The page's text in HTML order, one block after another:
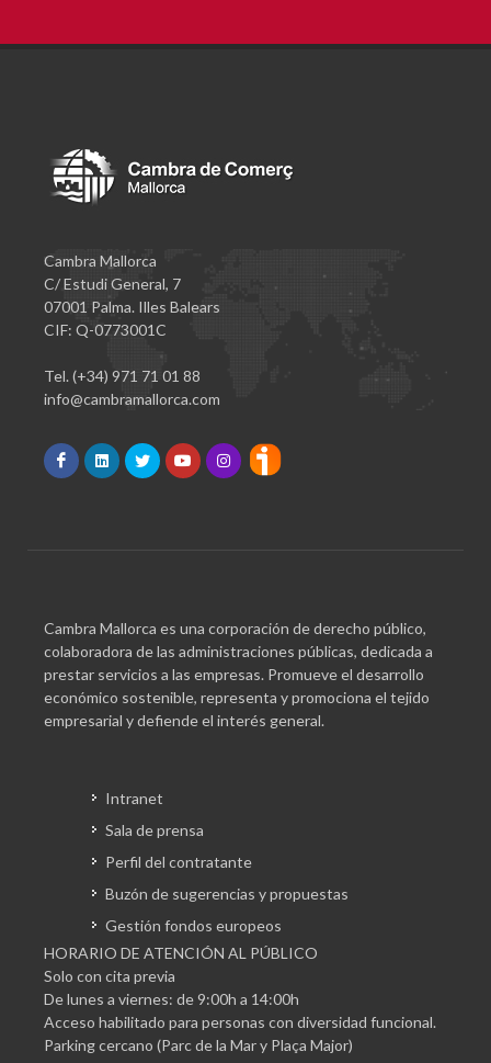
Cambra Mallorca
C/ Estudi General, 7
07001 Palma. Illes Balears
CIF: Q-0773001C
Tel. (+34) 971 71 01 88
info@cambramallorca.com
Cambra Mallorca es una corporación de derecho público,
colaboradora de las administraciones públicas, dedicada a
prestar servicios a las empresas. Promueve el desarrollo
económico sostenible, representa y promociona el tejido
empresarial y defiende el interés general.
Intranet
Sala de prensa
Perfil del contratante
Buzón de sugerencias y propuestas
Gestión fondos europeos
HORARIO DE ATENCIÓN AL PÚBLICO
Solo con cita previa
De lunes a viernes: de 9:00h a 14:00h
Acceso habilitado para personas con diversidad funcional.
Parking cercano (Parc de la Mar y Plaça Major)